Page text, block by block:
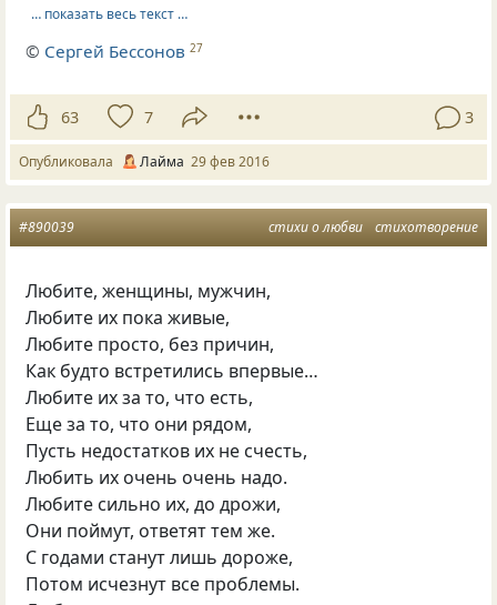
… показать весь текст …
© Сергей Бессонов 27
63 7 3
Опубликовала Лайма 29 фев 2016
стихи о любви стихотворение
#890039
Любите, женщины, мужчин,
Любите их пока живые,
Любите просто, без причин,
Как будто встретились впервые…
Любите их за то, что есть,
Еще за то, что они рядом,
Пусть недостатков их не счесть,
Любить их очень очень надо.
Любите сильно их, до дрожи,
Они поймут, ответят тем же.
С годами станут лишь дороже,
Потом исчезнут все проблемы.